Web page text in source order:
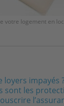
votre logement en
impayés
sont les